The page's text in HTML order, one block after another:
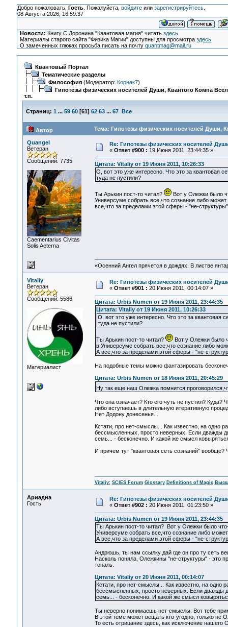
Добро пожаловать, Гость. Пожалуйста, войдитеили зарегистрируйтесь.
08 Августа 2026, 16:59:37
Новости: Книгу С.Доронина "Квантовая магия" читатьздесь
Материалы старого сайта "Физика Магии" доступны для просмотраздесь
О замеченных глюках просьба писать на почтуquantmag@mail.ru
Квантовый Портал
Тематические разделы
Философия(Модератор: Корнак7)
Гипотезы физических носителей Души, Квантого Компа
т.п.
Страниц: 1 ... 59 60[61] 62 63 ... 67 Все
Автор Тема: Гипотезы физических носителей Души,
Quangel
Ветеран
Сообщений: 7735
Сaementarius Civitas
Solis Aeterna
Re: Гипотезы физических носителей
« Ответ #900 : 19 Июня 2011, 23:44:35 »
Цитата: Vitaliy от 19 Июня 2011, 10:26:33
О, вот это уже интересно. Что это за квантовая
туда не пустили?
Ты Арькин пост-то читал?
Вот у Олежки было
Универсуме собрать все,что сознание либо
все,что за пределами этой сферы - "не-
«Осенний Ангел прячется в дождях. В листве
Vitaliy
Ветеран
Сообщений: 5586
Материалист
Re: Гипотезы физических носителей
« Ответ #901 : 20 Июня 2011, 00:14:07 »
Цитата: Urbis Numen от 19 Июня 2011, 23:44:35
Цитата: Vitaliy от 19 Июня 2011, 10:26:33
О, вот это уже интересно. Что это за квантовая
туда не пустили?
Ты Арькин пост-то читал?
Вот у Олежки было
в Универсуме собрать все,что сознание либо
А все,что за пределами этой сферы - "не-
На подобные темы можно фантазировать
Цитата: Urbis Numen от 18 Июня 2011, 20:45:29
Ну так еще наш Олежка помнится
Что она означает? Кто его чуть не пустил?
либо вступаешь в длительную итеративную
Нет Додону донесенья...
Кстати, про нет-смыслы... Как известно, на одно
бессмысленных, просто неверных. Если дважды
семь... - бесконечно. И какой же смысл
И причем тут "квантовая сеть сознаний" вообще?
Vitaliy: SCIES Forum Glossary Definitions of Magic
Ариадна
Гость
Re: Гипотезы физических носителей
« Ответ #902 : 20 Июня 2011, 01:23:50 »
Цитата: Urbis Numen от 19 Июня 2011, 23:44:35
Ты Арькин пост-то читал? Вот у Олежки было
Универсуме собрать все,что сознание либо
А все,что за пределами этой сферы - "не-
Андрюшь, ты нам ссылку дай где он про ту сеть
Насколь поняла, Олежкины "не-структуры" - это
тональ.
Цитата: Vitaliy от 20 Июня 2011, 00:14:07
Кстати, про нет-смыслы... Как известно, на одно
бессмысленных, просто неверных. Если дважды
семь... - бесконечно. И какой же смысл
Ты неверно понимаешь нет-смыслы. Вот тебе
В этой теме может вещать кто-угодно, только
То есть отрицание здесь, как исключение нашего